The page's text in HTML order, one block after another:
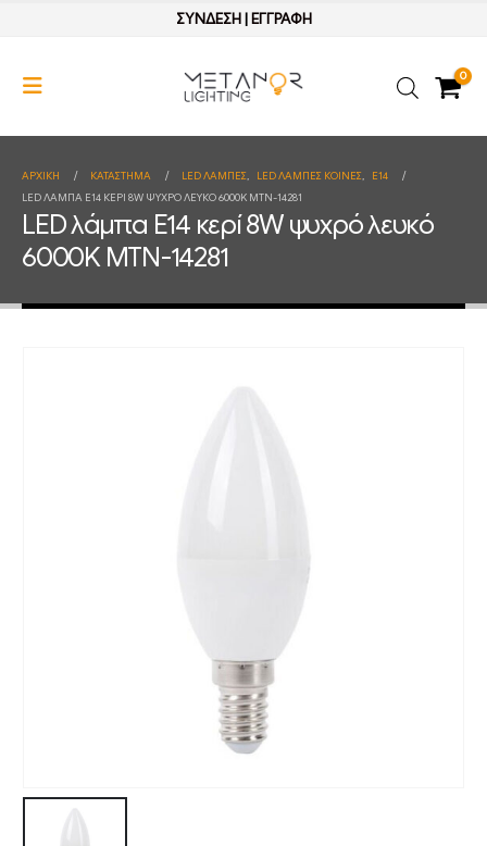
ΣΥΝΔΕΣΗ| ΕΓΓΡΑΦΗ
0
ΑΡΧΙΚΉ ΚΑΤΆΣΤΗΜΑ LED ΛΑΜΠΕΣ, LED ΛΑΜΠΕΣ ΚΟΙΝΕΣ,
E14
LED ΛΆΜΠΑ E14 ΚΕΡΊ 8W ΨΥΧΡΌ ΛΕΥΚΌ 6000K MTN-14281
LED λάμπα E14 κερί 8W ψυχρό λευκό
6000K MTN-14281